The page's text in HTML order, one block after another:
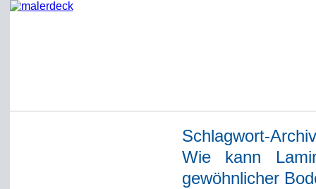
Schlagwort-
Wie kann
gewöhnlicher